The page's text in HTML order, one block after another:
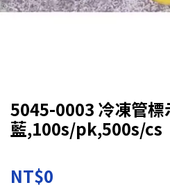
5045-0003 冷凍管標
藍,100s/pk,500s/cs
NT$0